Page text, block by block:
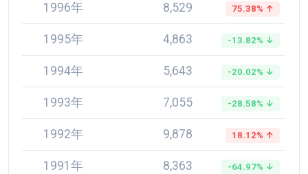
1996年 8,529 75.38% ↑
1995年 4,863 -13.82% ↓
1994年 5,643 -20.02% ↓
1993年 7,055 -28.58% ↓
1992年 9,878 18.12% ↑
1991年 8,363 -64.97% ↓